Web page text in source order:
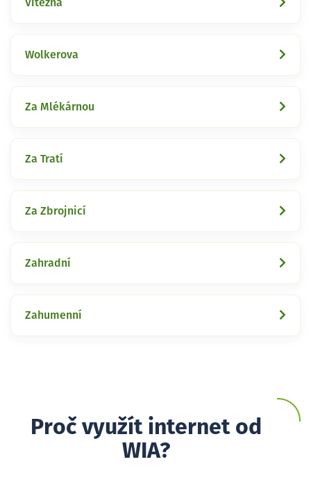
Vítězná
Wolkerova
Za Mlékárnou
Za Tratí
Za Zbrojnicí
Zahradní
Zahumenní
Proč využít internet od
WIA?